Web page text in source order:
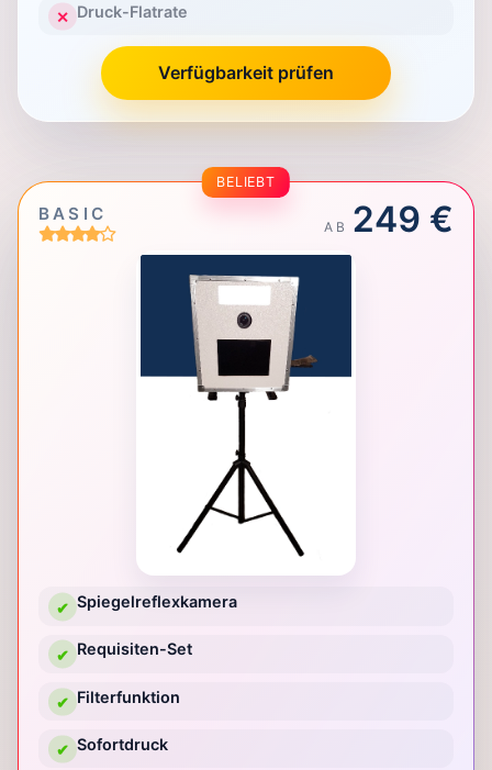
✕ Druck-Flatrate
Verfügbarkeit prüfen
BELIEBT
BASIC
AB 249 €
✔ Spiegelreflexkamera
✔ Requisiten-Set
✔ Filterfunktion
✔ Sofortdruck